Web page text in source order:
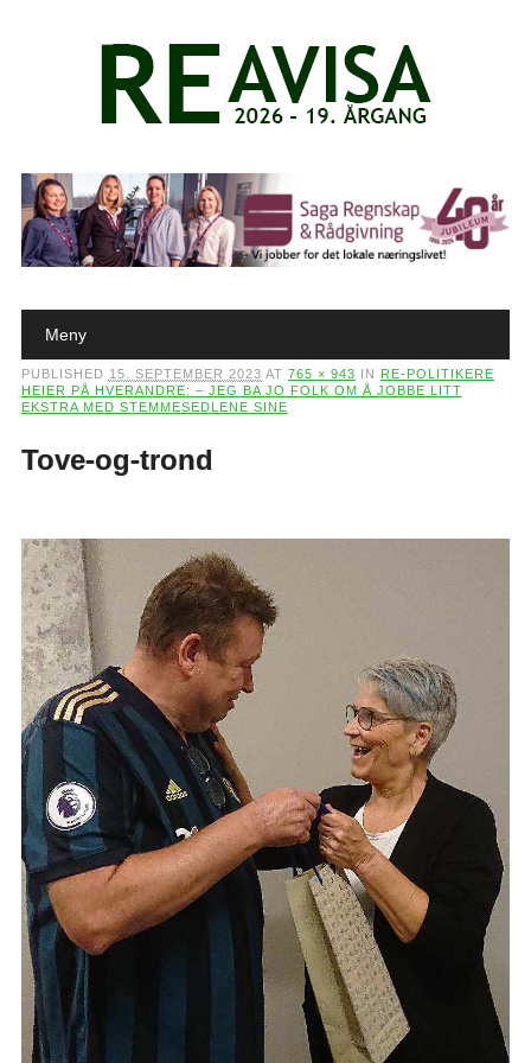
Main menu
Meny
PUBLISHED 15. SEPTEMBER 2023 AT 765 × 943 IN
RE-POLITIKERE
HEIER PÅ HVERANDRE: – JEG BA JO FOLK OM Å JOBBE LITT
EKSTRA MED STEMMESEDLENE SINE
Tove-og-trond